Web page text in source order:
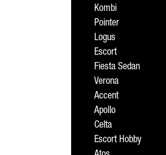
Kombi
Pointer
Logus
Escort
Fiesta Sedan
Verona
Accent
Apollo
Celta
Escort Hobby